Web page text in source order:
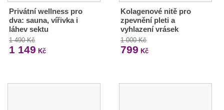
Privátní wellness pro
dva: sauna, vířivka i
láhev sektu
1 490 Kč
1 149 Kč
Kolagenové nitě pro
zpevnění pleti a
vyhlazení vrásek
1 000 Kč
799 Kč